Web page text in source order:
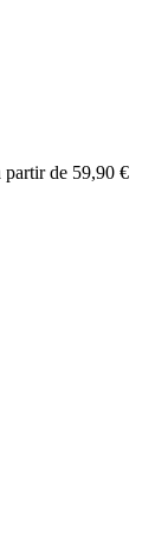
partir de 59,90 €